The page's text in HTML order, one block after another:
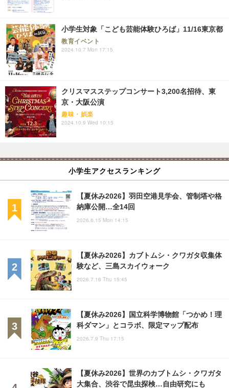
小学生対象「こども芸能体験ひろば」11/16東京都
教育イベント
2024.10.7 Mon 17:15
クリスマスステップコンサート3,200名招待、東
京・大阪公演
趣味・娯楽
2024.10.9 Wed 10:15
小学生アクセスランキング
【夏休み2026】羽田空港見学会、管制塔や格
納庫公開…全14回
2026.6.15 Mon 14:15
【夏休み2026】カブトムシ・クワガタ収集体
験など、三島スカイウォーク
2026.7.16 Thu 15:45
【夏休み2026】国立科学博物館「つかめ！理
科ダマン」とコラボ、限定マップ配布
2026.7.9 Thu 17:15
【夏休み2026】世界のカブトムシ・クワガタ
大集合、渋谷で昆虫探検…自由研究にも